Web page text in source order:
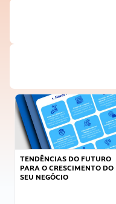
TENDÊNCIAS DO FUTURO
PARA O CRESCIMENTO DO
SEU NEGÓCIO